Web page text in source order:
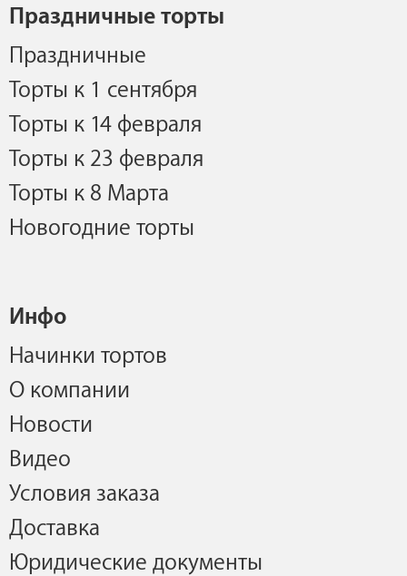
Праздничные торты
Праздничные
Торты к 1 сентября
Торты к 14 февраля
Торты к 23 февраля
Торты к 8 Марта
Новогодние торты
Инфо
Начинки тортов
О компании
Новости
Видео
Условия заказа
Доставка
Юридические документы